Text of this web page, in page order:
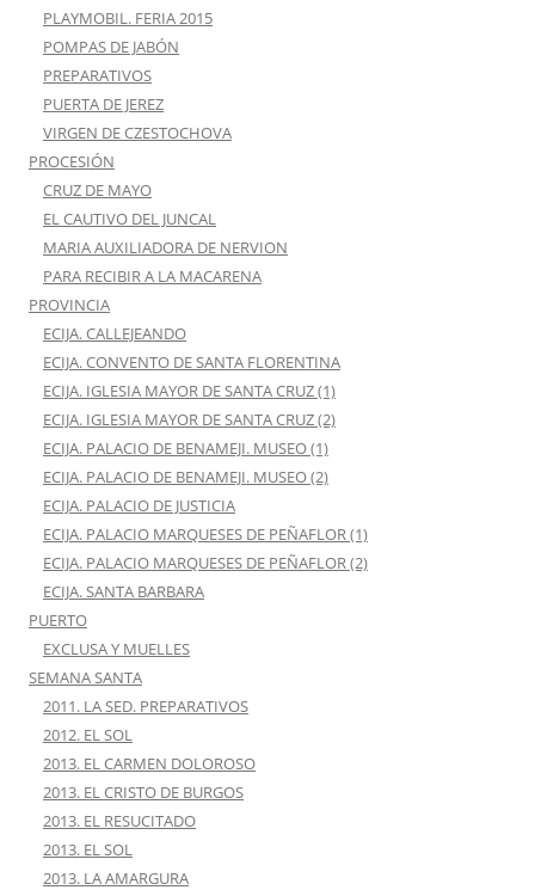
PLAYMOBIL. FERIA 2015
POMPAS DE JABÓN
PREPARATIVOS
PUERTA DE JEREZ
VIRGEN DE CZESTOCHOVA
PROCESIÓN
CRUZ DE MAYO
EL CAUTIVO DEL JUNCAL
MARIA AUXILIADORA DE NERVION
PARA RECIBIR A LA MACARENA
PROVINCIA
ECIJA. CALLEJEANDO
ECIJA. CONVENTO DE SANTA FLORENTINA
ECIJA. IGLESIA MAYOR DE SANTA CRUZ (1)
ECIJA. IGLESIA MAYOR DE SANTA CRUZ (2)
ECIJA. PALACIO DE BENAMEJI. MUSEO (1)
ECIJA. PALACIO DE BENAMEJI. MUSEO (2)
ECIJA. PALACIO DE JUSTICIA
ECIJA. PALACIO MARQUESES DE PEÑAFLOR (1)
ECIJA. PALACIO MARQUESES DE PEÑAFLOR (2)
ECIJA. SANTA BARBARA
PUERTO
EXCLUSA Y MUELLES
SEMANA SANTA
2011. LA SED. PREPARATIVOS
2012. EL SOL
2013. EL CARMEN DOLOROSO
2013. EL CRISTO DE BURGOS
2013. EL RESUCITADO
2013. EL SOL
2013. LA AMARGURA